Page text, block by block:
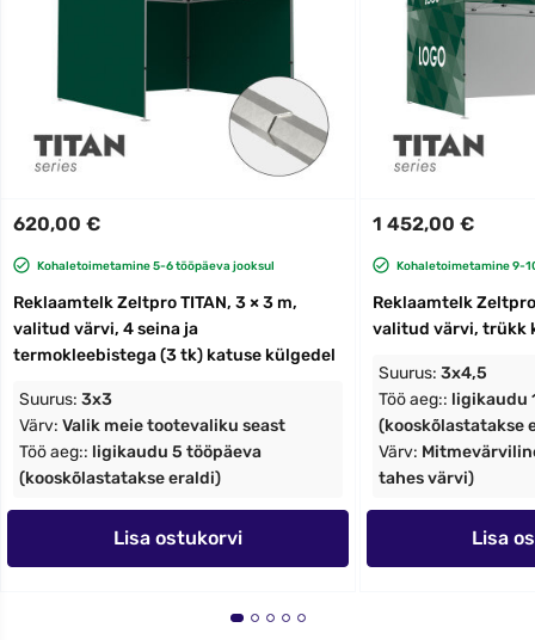
620,00 €
Kohaletoimetamine 5-6 tööpäeva jooksul
Reklaamtelk Zeltpro TITAN, 3 × 3 m,
valitud värvi, 4 seina ja
termokleebistega (3 tk) katuse külgedel
Suurus: 3x3
Värv: Valik meie tootevaliku seast
Töö aeg:: ligikaudu 5 tööpäeva
(kooskõlastatakse eraldi)
Lisa ostukorvi
1 452,00 €
Kohaletoimetamine 9-
Reklaamtelk
valitud värvi, trükk
Suurus: 3x4,5
Töö aeg:: ligikaudu
(kooskõlastatakse
Värv:
tahes värvi)
Lisa